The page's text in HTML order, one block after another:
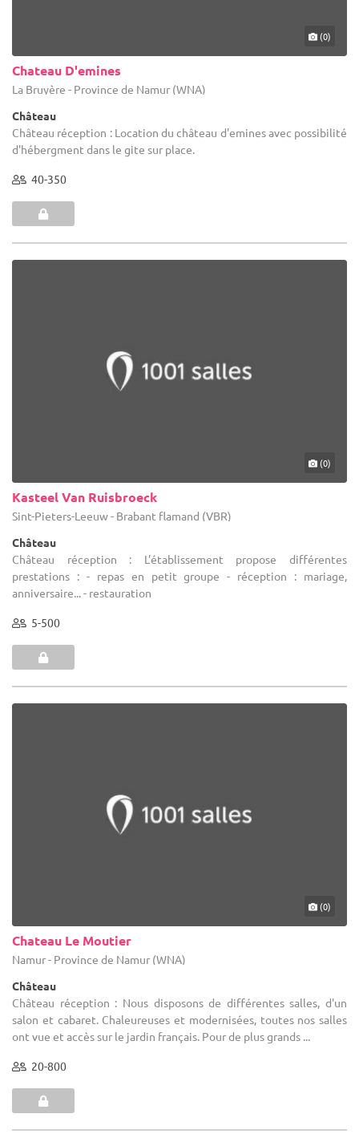
(0)
Chateau D'emines
La Bruyère - Province de Namur (WNA)
Château
Château réception : Location du château d'emines avec possibilité
d'hébergment dans le gite sur place.
40-350
(0)
Kasteel Van Ruisbroeck
Sint-Pieters-Leeuw - Brabant flamand (VBR)
Château
Château réception : L'établissement propose différentes
prestations : - repas en petit groupe - réception : mariage,
anniversaire... - restauration
5-500
(0)
Chateau Le Moutier
Namur - Province de Namur (WNA)
Château
Château réception : Nous disposons de différentes salles, d'un
salon et cabaret. Chaleureuses et modernisées, toutes nos salles
ont vue et accès sur le jardin français. Pour de plus grands ...
20-800